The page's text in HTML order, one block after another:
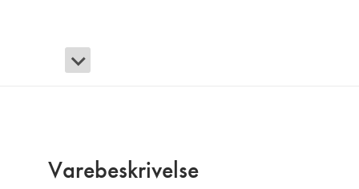
Varebeskrivelse